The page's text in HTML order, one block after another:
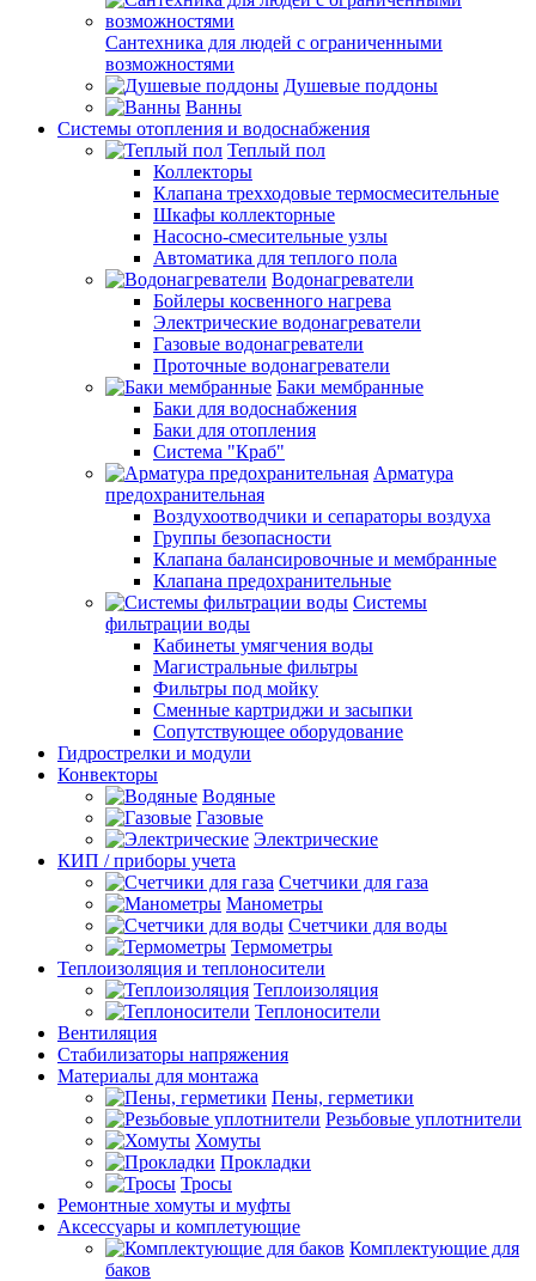
Сантехника для людей с ограниченными
возможностями
Душевые поддоны
Ванны
Системы отопления и водоснабжения
Теплый пол
Коллекторы
Клапана трехходовые термосмесительные
Шкафы коллекторные
Насосно-смесительные узлы
Автоматика для теплого пола
Водонагреватели
Бойлеры косвенного нагрева
Электрические водонагреватели
Газовые водонагреватели
Проточные водонагреватели
Баки мембранные
Баки для водоснабжения
Баки для отопления
Система "Краб"
Арматура
предохранительная
Воздухоотводчики и сепараторы воздуха
Группы безопасности
Клапана балансировочные и мембранные
Клапана предохранительные
Системы
фильтрации воды
Кабинеты умягчения воды
Магистральные фильтры
Фильтры под мойку
Сменные картриджи и засыпки
Сопутствующее оборудование
Гидрострелки и модули
Конвекторы
Водяные
Газовые
Электрические
КИП / приборы учета
Счетчики для газа
Манометры
Счетчики для воды
Термометры
Теплоизоляция и теплоносители
Теплоизоляция
Теплоносители
Вентиляция
Стабилизаторы напряжения
Материалы для монтажа
Пены, герметики
Резьбовые уплотнители
Хомуты
Прокладки
Тросы
Ремонтные хомуты и муфты
Аксессуары и комплетующие
Комплектующие для
баков